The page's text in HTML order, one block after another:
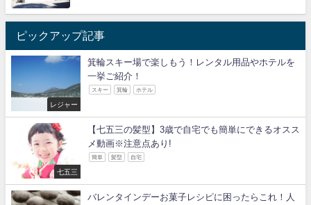
ピックアップ記事
レジャー
箕輪スキー場で楽しもう！レンタル用品やホテルを
一挙ご紹介！
スキー 箕輪 ホテル
七五三
【七五三の髪型】3歳で自宅でも簡単にできるオスス
メ動画※注意点あり!
簡単 髪型 自宅
バレンタインデーお菓子レシピに困ったらこれ！人